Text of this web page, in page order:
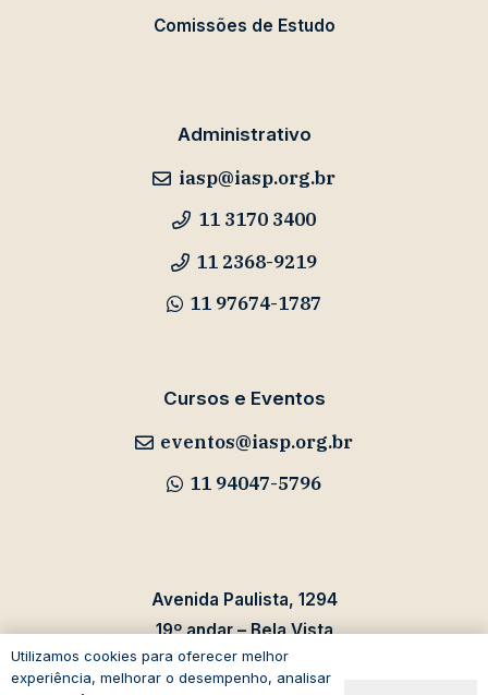
Comissões de Estudo
Administrativo
iasp@iasp.org.br
11 3170 3400
11 2368-9219
11 97674-1787
Cursos e Eventos
eventos@iasp.org.br
11 94047-5796
Avenida Paulista, 1294
19º andar – Bela Vista
01310-100 – São Paulo – SP
Brasil
Utilizamos cookies para oferecer melhor
experiência, melhorar o desempenho, analisar